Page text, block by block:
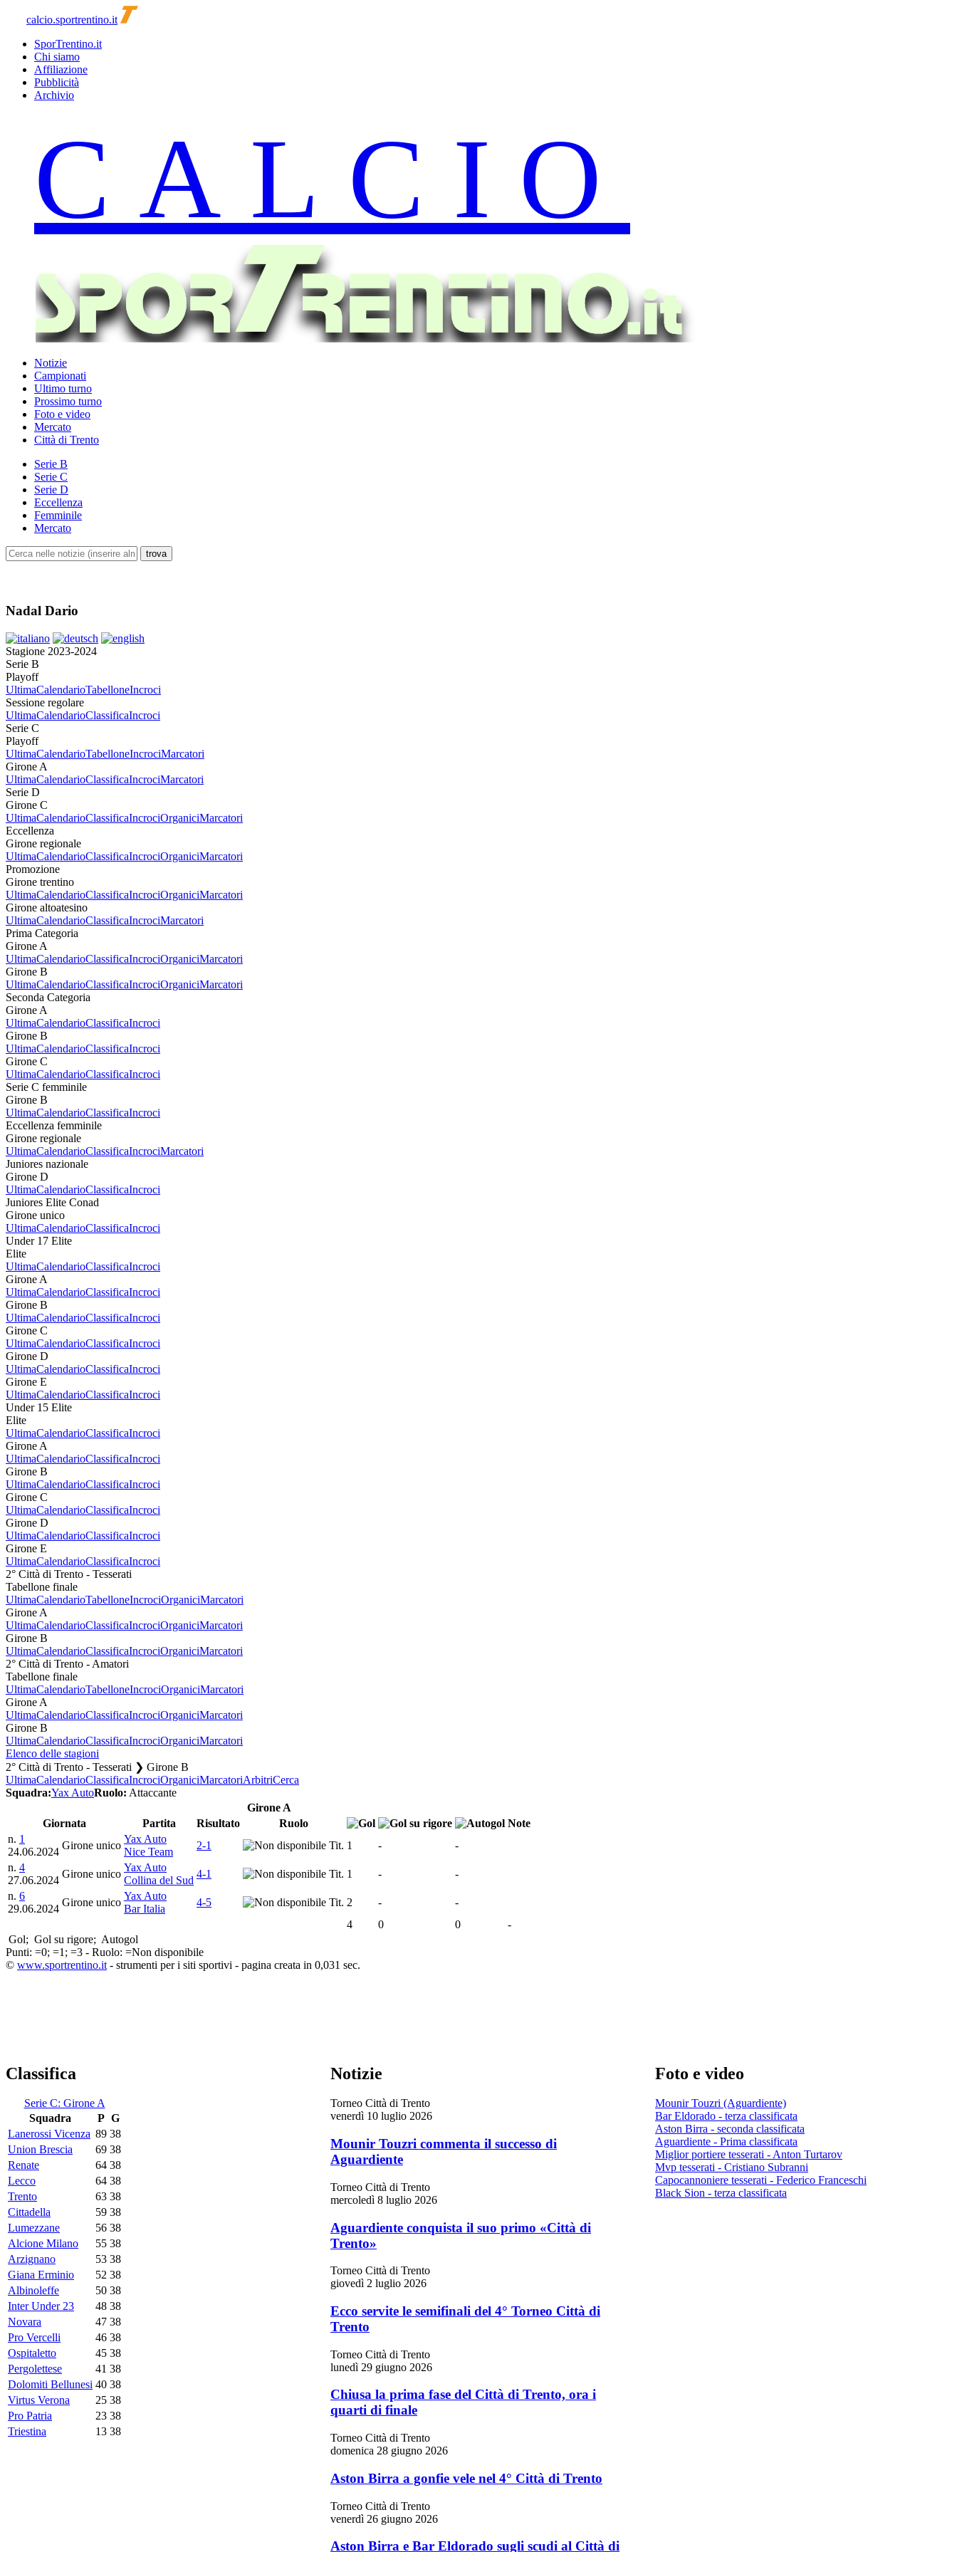
calcio.sportrentino.it
SporTrentino.it
Chi siamo
Affiliazione
Pubblicità
Archivio
Notizie
Campionati
Ultimo turno
Prossimo turno
Foto e video
Mercato
Città di Trento
Serie B
Serie C
Serie D
Eccellenza
Femminile
Mercato
Nadal Dario
Stagione 2023-2024
Serie B
Playoff
UltimaCalendarioTabelloneIncroci
Sessione regolare
UltimaCalendarioClassificaIncroci
Serie C
Playoff
UltimaCalendarioTabelloneIncrociMarcatori
Girone A
UltimaCalendarioClassificaIncrociMarcatori
Serie D
Girone C
UltimaCalendarioClassificaIncrociOrganiciMarcatori
Eccellenza
Girone regionale
UltimaCalendarioClassificaIncrociOrganiciMarcatori
Promozione
Girone trentino
UltimaCalendarioClassificaIncrociOrganiciMarcatori
Girone altoatesino
UltimaCalendarioClassificaIncrociMarcatori
Prima Categoria
Girone A
UltimaCalendarioClassificaIncrociOrganiciMarcatori
Girone B
UltimaCalendarioClassificaIncrociOrganiciMarcatori
Seconda Categoria
Girone A
UltimaCalendarioClassificaIncroci
Girone B
UltimaCalendarioClassificaIncroci
Girone C
UltimaCalendarioClassificaIncroci
Serie C femminile
Girone B
UltimaCalendarioClassificaIncroci
Eccellenza femminile
Girone regionale
UltimaCalendarioClassificaIncrociMarcatori
Juniores nazionale
Girone D
UltimaCalendarioClassificaIncroci
Juniores Elite Conad
Girone unico
UltimaCalendarioClassificaIncroci
Under 17 Elite
Elite
UltimaCalendarioClassificaIncroci
Girone A
UltimaCalendarioClassificaIncroci
Girone B
UltimaCalendarioClassificaIncroci
Girone C
UltimaCalendarioClassificaIncroci
Girone D
UltimaCalendarioClassificaIncroci
Girone E
UltimaCalendarioClassificaIncroci
Under 15 Elite
Elite
UltimaCalendarioClassificaIncroci
Girone A
UltimaCalendarioClassificaIncroci
Girone B
UltimaCalendarioClassificaIncroci
Girone C
UltimaCalendarioClassificaIncroci
Girone D
UltimaCalendarioClassificaIncroci
Girone E
UltimaCalendarioClassificaIncroci
2° Città di Trento - Tesserati
Tabellone finale
UltimaCalendarioTabelloneIncrociOrganiciMarcatori
Girone A
UltimaCalendarioClassificaIncrociOrganiciMarcatori
Girone B
UltimaCalendarioClassificaIncrociOrganiciMarcatori
2° Città di Trento - Amatori
Tabellone finale
UltimaCalendarioTabelloneIncrociOrganiciMarcatori
Girone A
UltimaCalendarioClassificaIncrociOrganiciMarcatori
Girone B
UltimaCalendarioClassificaIncrociOrganiciMarcatori
Elenco delle stagioni
2° Città di Trento - Tesserati ❯ Girone B
UltimaCalendarioClassificaIncrociOrganiciMarcatoriArbitriCerca
Squadra:Yax AutoRuolo: Attaccante
Girone A
Giornata
Partita Risultato Ruolo
Note
n. 1
24.06.2024
Girone unico
Yax Auto
Nice Team
2-1 Tit. 1 -
-
n. 4
27.06.2024
Girone unico
Yax Auto
Collina del Sud
4-1 Tit. 1 -
-
n. 6
29.06.2024
Girone unico
Yax Auto
Bar Italia
4-5 Tit. 2 -
-
4
0 0
-
Gol; Gol su rigore; Autogol
Punti: =0; =1; =3 - Ruolo: =Non disponibile
© www.sportrentino.it - strumenti per i siti sportivi - pagina creata in 0,031 sec.
Classifica
Serie C: Girone A
Squadra
P G
Lanerossi Vicenza 89 38
Union Brescia
69 38
Renate
64 38
Lecco
64 38
Trento
63 38
Cittadella
59 38
Lumezzane
56 38
Alcione Milano
55 38
Arzignano
53 38
Giana Erminio
52 38
Albinoleffe
50 38
Inter Under 23
48 38
Novara
47 38
Pro Vercelli
46 38
Ospitaletto
45 38
Pergolettese
41 38
Dolomiti Bellunesi 40 38
Virtus Verona
25 38
Pro Patria
23 38
Triestina
13 38
Notizie
Torneo Città di Trento
venerdì 10 luglio 2026
Mounir Touzri commenta il successo di
Aguardiente
Torneo Città di Trento
mercoledì 8 luglio 2026
Aguardiente conquista il suo primo «Città di
Trento»
Torneo Città di Trento
giovedì 2 luglio 2026
Ecco servite le semifinali del 4° Torneo Città di
Trento
Torneo Città di Trento
lunedì 29 giugno 2026
Chiusa la prima fase del Città di Trento, ora i
quarti di finale
Torneo Città di Trento
domenica 28 giugno 2026
Aston Birra a gonfie vele nel 4° Città di Trento
Torneo Città di Trento
venerdì 26 giugno 2026
Aston Birra e Bar Eldorado sugli scudi al Città di
Foto e video
Mounir Touzri (Aguardiente)
Bar Eldorado - terza classificata
Aston Birra - seconda classificata
Aguardiente - Prima classificata
Miglior portiere tesserati - Anton Turtarov
Mvp tesserati - Cristiano Subranni
Capocannoniere tesserati - Federico Franceschi
Black Sion - terza classificata